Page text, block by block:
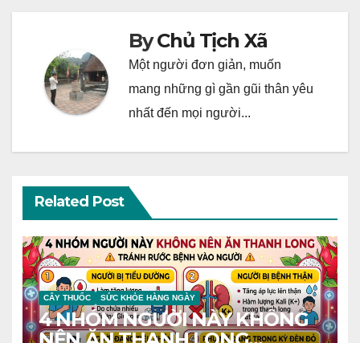
ByChủ Tịch Xã
Một người đơn giản, muốn
mang những gì gần gũi thân yêu
nhất đến mọi người...
Related Post
CÂY THUỐC SỨC KHỎE HÀNG NGÀY
4 NHÓM NGƯỜI NÀY KHÔNG